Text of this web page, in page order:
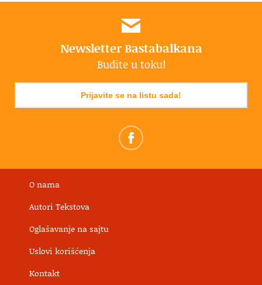
Newsletter Bastabalkana
Budite u toku!
Prijavite se na listu sada!
O nama
Autori Tekstova
Oglašavanje na sajtu
Uslovi korišćenja
Kontakt